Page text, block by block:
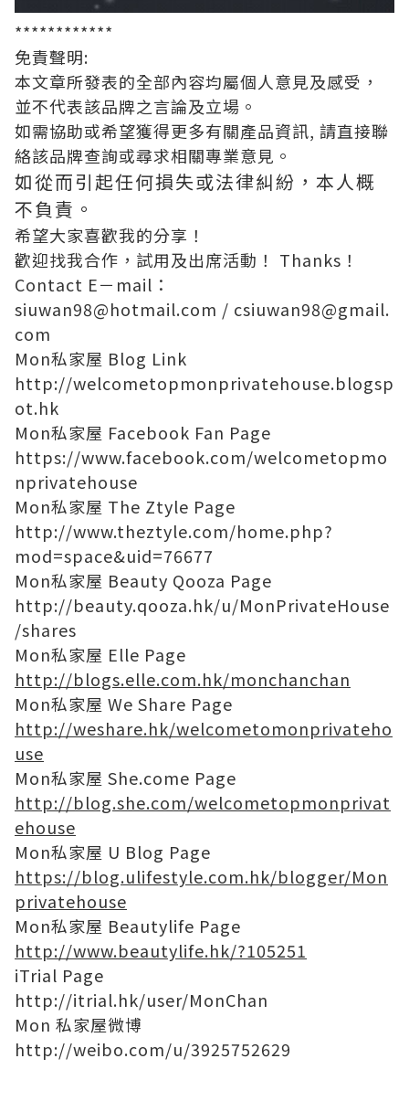
************
免責聲明:
本文章所發表的全部內容均屬個人意見及感受，
並不代表該品牌之言論及立場。
如需協助或希望獲得更多有關產品資訊, 請直接聯
絡該品牌查詢或尋求相關專業意見。
如從而引起任何損失或法律糾紛，本人概
不負責。
希望大家喜歡我的分享！
歡迎找我合作，試用及出席活動！ Thanks！
Contact E－mail：
siuwan98@hotmail.com / csiuwan98@gmail.
com
Mon私家屋 Blog Link
http://welcometopmonprivatehouse.blogsp
ot.hk
Mon私家屋 Facebook Fan Page
https://www.facebook.com/welcometopmo
nprivatehouse
Mon私家屋 The Ztyle Page
http://www.theztyle.com/home.php?
mod=space&uid=76677
Mon私家屋 Beauty Qooza Page
http://beauty.qooza.hk/u/MonPrivateHouse
/shares
Mon私家屋 Elle Page
http://blogs.elle.com.hk/monchanchan
Mon私家屋 We Share Page
http://weshare.hk/welcometomonprivateho
use
Mon私家屋 She.come Page
http://blog.she.com/welcometopmonprivat
ehouse
Mon私家屋 U Blog Page
https://blog.ulifestyle.com.hk/blogger/Mon
privatehouse
Mon私家屋 Beautylife Page
http://www.beautylife.hk/?105251
iTrial Page
http://itrial.hk/user/MonChan
Mon 私家屋微博
http://weibo.com/u/3925752629